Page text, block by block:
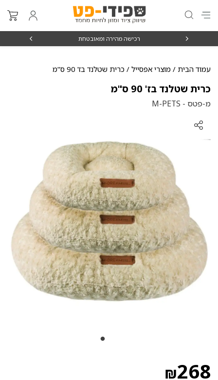
רכישה מהירה ומאובטחת
עמוד הבית / מוצרי אפסייל / כרית שטלנד בז' 90 ס"מ
כרית שטלנד בז' 90 ס"מ
מ-פטס - M-PETS
₪268